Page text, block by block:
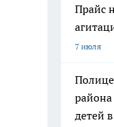
Прайс
7 июля
детей